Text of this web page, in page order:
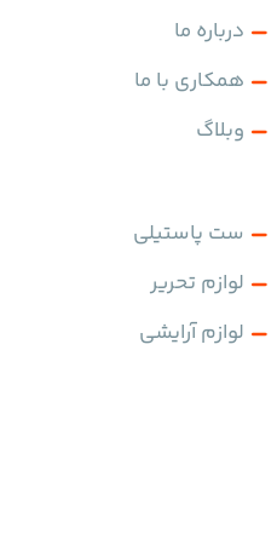
درباره ما
همکاری با ما
وبلاگ
ست پاستیلی
لوازم تحریر
لوازم آرایشی